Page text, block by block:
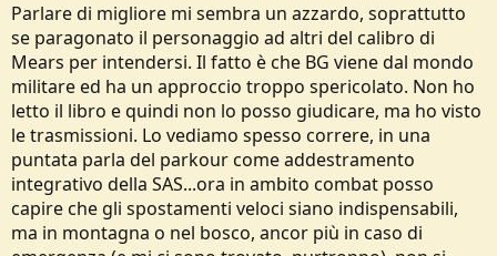
Parlare di migliore mi sembra un azzardo, soprattutto
se paragonato il personaggio ad altri del calibro di
Mears per intendersi. Il fatto è che BG viene dal mondo
militare ed ha un approccio troppo spericolato. Non ho
letto il libro e quindi non lo posso giudicare, ma ho visto
le trasmissioni. Lo vediamo spesso correre, in una
puntata parla del parkour come addestramento
integrativo della SAS...ora in ambito combat posso
capire che gli spostamenti veloci siano indispensabili,
ma in montagna o nel bosco, ancor più in caso di